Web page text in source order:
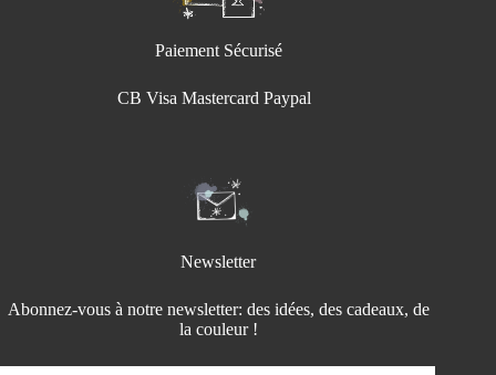
Paiement Sécurisé
CB Visa Mastercard Paypal
Newsletter
Abonnez-vous à notre newsletter: des idées, des cadeaux, de
la couleur !